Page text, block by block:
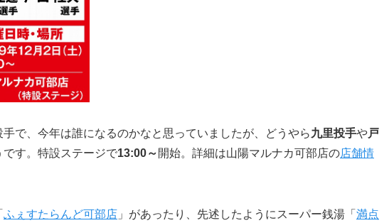
で、今年は誰になるのかなと思っていましたが、どうやら九里投手や戸
す。特設ステージで13:00～ 開始。詳細は山陽マルナカ可部店の店舗情
ふぇすたらんど可部店 」があったり、先述したようにスーパー銭湯「 満点